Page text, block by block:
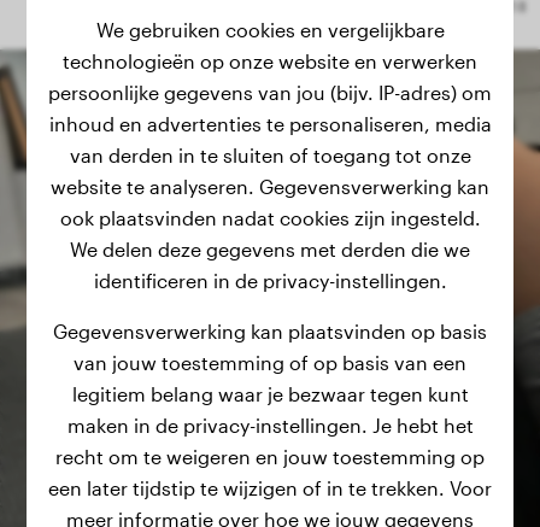
We gebruiken cookies en vergelijkbare
technologieën op onze website en verwerken
persoonlijke gegevens van jou (bijv. IP-adres) om
inhoud en advertenties te personaliseren, media
van derden in te sluiten of toegang tot onze
website te analyseren. Gegevensverwerking kan
ook plaatsvinden nadat cookies zijn ingesteld.
We delen deze gegevens met derden die we
identificeren in de privacy-instellingen.
Gegevensverwerking kan plaatsvinden op basis
van jouw toestemming of op basis van een
legitiem belang waar je bezwaar tegen kunt
maken in de privacy-instellingen. Je hebt het
recht om te weigeren en jouw toestemming op
een later tijdstip te wijzigen of in te trekken. Voor
meer informatie over hoe we jouw gegevens